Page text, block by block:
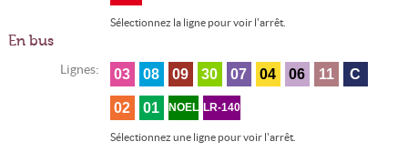
Sélectionnez la ligne pour voir l'arrêt.
En bus
Lignes: 03 08 09 30 07 04 06 11 C
02 01 NOEL LR-140
Sélectionnez une ligne pour voir l'arrêt.